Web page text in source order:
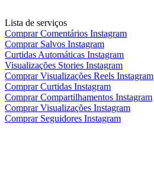
Lista de serviços
Comprar Comentários Instagram
Comprar Salvos Instagram
Curtidas Automáticas Instagram
Visualizações Stories Instagram
Comprar Visualizações Reels Instagram
Comprar Curtidas Instagram
Comprar Compartilhamentos Instagram
Comprar Visualizações Instagram
Comprar Seguidores Instagram